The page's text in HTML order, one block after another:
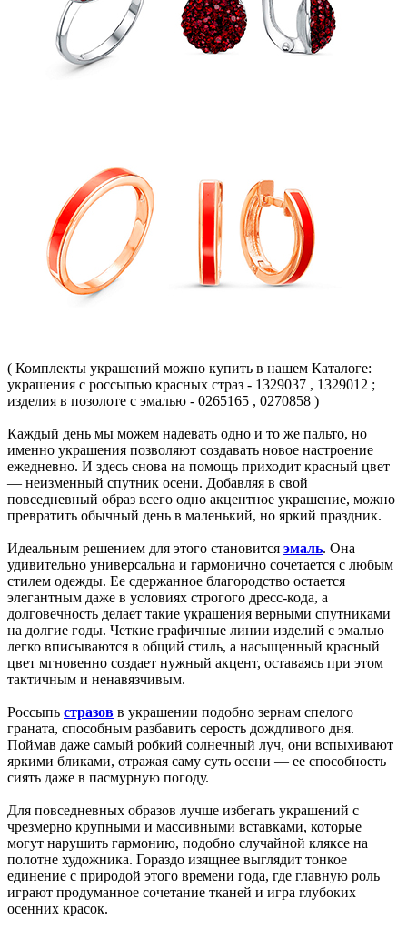
( Комплекты украшений можно купить в нашем Каталоге:
украшения с россыпью красных страз - 1329037 , 1329012 ;
изделия в позолоте с эмалью - 0265165 , 0270858 )
Каждый день мы можем надевать одно и то же пальто, но
именно украшения позволяют создавать новое настроение
ежедневно. И здесь снова на помощь приходит красный цвет
— неизменный спутник осени. Добавляя в свой
повседневный образ всего одно акцентное украшение, можно
превратить обычный день в маленький, но яркий праздник.
Идеальным решением для этого становится эмаль. Она
удивительно универсальна и гармонично сочетается с любым
стилем одежды. Ее сдержанное благородство остается
элегантным даже в условиях строгого дресс-кода, а
долговечность делает такие украшения верными спутниками
на долгие годы. Четкие графичные линии изделий с эмалью
легко вписываются в общий стиль, а насыщенный красный
цвет мгновенно создает нужный акцент, оставаясь при этом
тактичным и ненавязчивым.
Россыпь стразов в украшении подобно зернам спелого
граната, способным разбавить серость дождливого дня.
Поймав даже самый робкий солнечный луч, они вспыхивают
яркими бликами, отражая саму суть осени — ее способность
сиять даже в пасмурную погоду.
Для повседневных образов лучше избегать украшений с
чрезмерно крупными и массивными вставками, которые
могут нарушить гармонию, подобно случайной кляксе на
полотне художника. Гораздо изящнее выглядит тонкое
единение с природой этого времени года, где главную роль
играют продуманное сочетание тканей и игра глубоких
осенних красок.